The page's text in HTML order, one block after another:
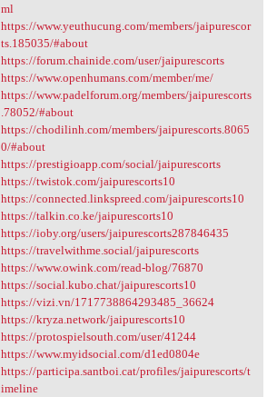
ml
https://www.yeuthucung.com/members/jaipurescor
ts.185035/#about
https://forum.chainide.com/user/jaipurescorts
https://www.openhumans.com/member/me/
https://www.padelforum.org/members/jaipurescorts
.78052/#about
https://chodilinh.com/members/jaipurescorts.8065
0/#about
https://prestigioapp.com/social/jaipurescorts
https://twistok.com/jaipurescorts10
https://connected.linkspreed.com/jaipurescorts10
https://talkin.co.ke/jaipurescorts10
https://ioby.org/users/jaipurescorts287846435
https://travelwithme.social/jaipurescorts
https://www.owink.com/read-blog/76870
https://social.kubo.chat/jaipurescorts10
https://vizi.vn/1717738864293485_36624
https://kryza.network/jaipurescorts10
https://protospielsouth.com/user/41244
https://www.myidsocial.com/d1ed0804e
https://participa.santboi.cat/profiles/jaipurescorts/t
imeline